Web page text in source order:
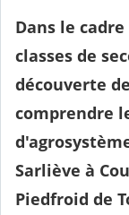
Dans le
classes de
découverte
comprendre
Sarliève à
Piedfroid de